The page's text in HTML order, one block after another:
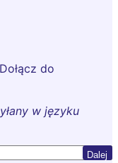
do
w języku
Dalej